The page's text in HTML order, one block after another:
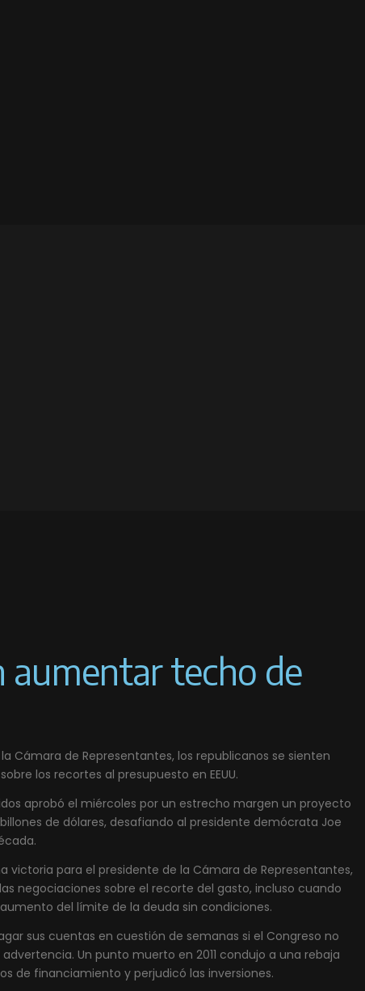
aumentar techo de
Cámara de Representantes, los republicanos se sienten
los recortes al presupuesto en EEUU.
aprobó el miércoles por un estrecho margen un proyecto
de dólares, desafiando al presidente demócrata Joe
para el presidente de la Cámara de Representantes,
negociaciones sobre el recorte del gasto, incluso cuando
del límite de la deuda sin condiciones.
sus cuentas en cuestión de semanas si el Congreso no
Un punto muerto en 2011 condujo a una rebaja
de financiamiento y perjudicó las inversiones.